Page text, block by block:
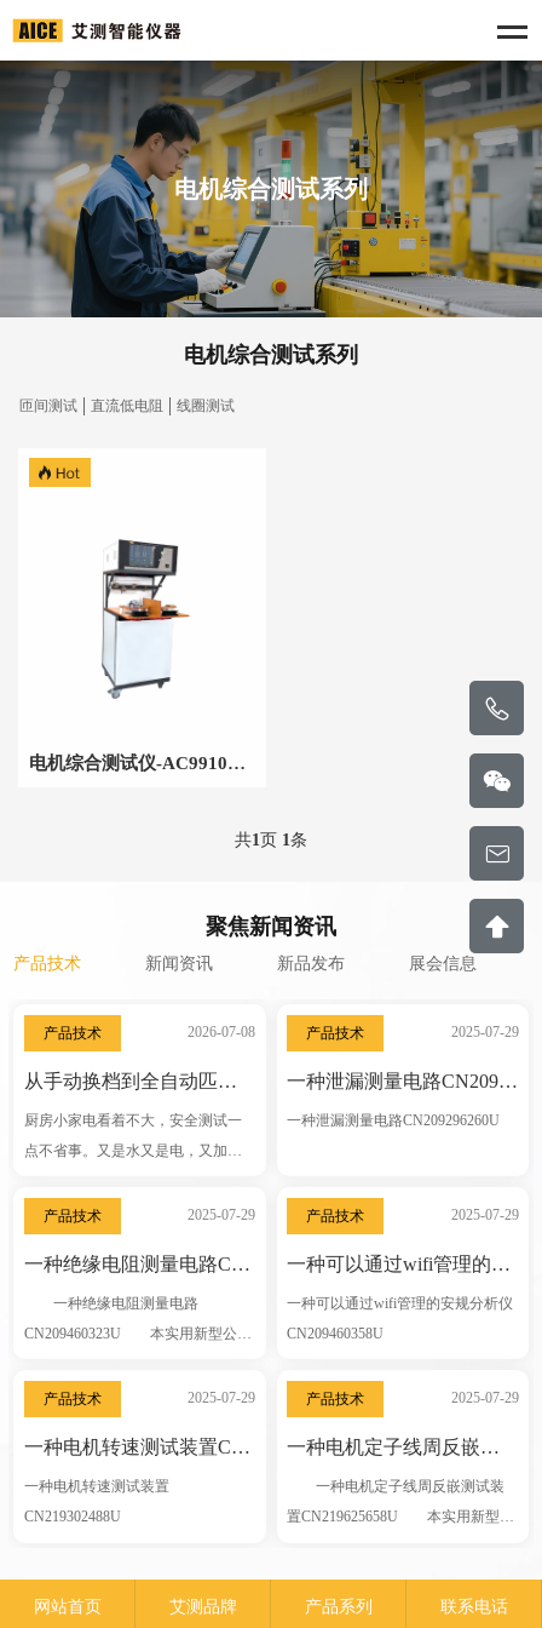
电机综合测试系列
电机综合测试系列
匝间测试 直流低电阻 线圈测试
电机综合测试仪-AC9910X系列
共1页 1条
聚焦新闻资讯
产品技术 新闻资讯 新品发布 展会信息
产品技术 2026-07-08
从手动换档到全自动匹配，从外接调压器到内置变压变频，厨房小家电安规测试，艾测仪器做了哪些不一样的事？
厨房小家电看着不大，安全测试一
点不省事。又是水又是电，又加热
电饭煲漏电、空气炸锅起火、破壁
安规没做到
产品技术 2025-07-29
一种泄漏测量电路CN209296260U
一种泄漏测量电路CN209296260U
产品技术 2025-07-29
一种绝缘电阻测量电路CN209460323U
一种绝缘电阻测量电路
CN209460323U 本实用新型公开
电阻测试仪、电阻R1、电阻RU、绝
产品技术 2025-07-29
一种可以通过wifi管理的安规分析仪CN209460358U
一种可以通过wifi管理的安规分析仪
CN209460358U
产品技术 2025-07-29
一种电机转速测试装置CN219302488U
一种电机转速测试装置
CN219302488U
产品技术 2025-07-29
一种电机定子线周反嵌测试装置CN219625658U
一种电机定子线周反嵌测试装
置CN219625658U 本实用新型公
置，涉及到电机测试设备领域，包
括支撑环架，支撑环架上活动安
网站首页 艾测品牌 产品系列 联系电话